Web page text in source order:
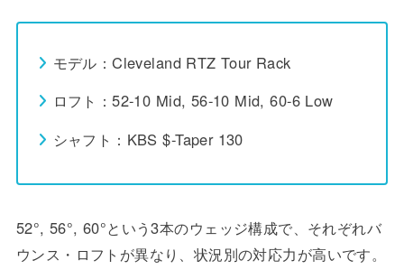
モデル：Cleveland RTZ Tour Rack
ロフト：52-10 Mid, 56-10 Mid, 60-6 Low
シャフト：KBS $-Taper 130
52°, 56°, 60°という3本のウェッジ構成で、それぞれバ
ウンス・ロフトが異なり、状況別の対応力が高いです。